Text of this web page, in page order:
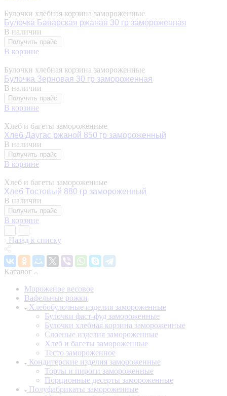
Булочки хлебная корзина замороженные
Булочка Баварская ржаная 30 гр замороженная
В наличии
Получить прайс
В корзине
Булочки хлебная корзина замороженные
Булочка Зерновая 30 гр замороженная
В наличии
Получить прайс
В корзине
Хлеб и багеты замороженные
Хлеб Даугас ржаной 850 гр замороженный
В наличии
Получить прайс
В корзине
Хлеб и багеты замороженные
Хлеб Тостовый 880 гр замороженный
В наличии
Получить прайс
В корзине
Назад к списку
Каталог
Мороженое весовое
Вафельные рожки
Хлебобулочные изделия замороженные
Булочки фаст-фуд замороженные
Булочки хлебная корзина замороженные
Слоеные изделия замороженные
Хлеб и багеты замороженные
Тесто замороженное
Кондитерские изделия замороженные
Торты и пироги замороженные
Порционные десерты замороженные
Полуфабрикаты замороженные